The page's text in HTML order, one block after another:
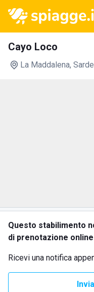
Cayo Loco
La Maddalena,
Questo stabilimento
di prenotazione online
Ricevi una notifica